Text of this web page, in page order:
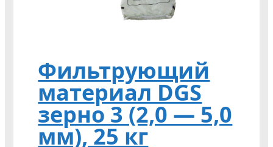
Фильтрующий
материал DGS
зерно 3 (2,0 — 5,0
мм), 25 кг